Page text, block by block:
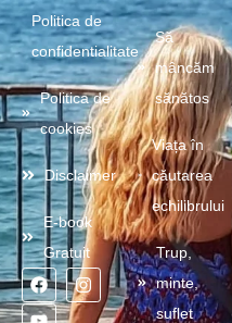
Politica de
confidentialitate
Politica de
cookies
Disclaimer
E-book
Gratuit
Să
mâncăm
sănătos
Viața în
căutarea
echilibrului
Trup,
minte,
suflet